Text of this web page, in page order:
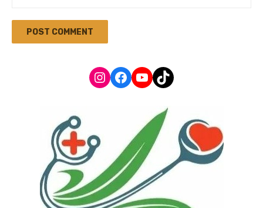
Instagram
Facebook
YouTube
TikTok